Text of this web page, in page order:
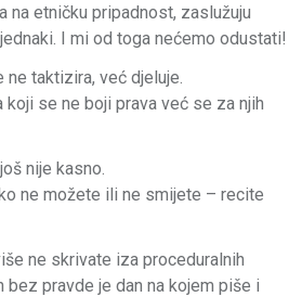
na etničku pripadnost, zaslužuju
I mi od toga nećemo odustati!
taktizira, već djeluje.
koji se ne boji prava već se za njih
nije kasno.
ne možete ili ne smijete – recite
ne skrivate iza proceduralnih
bez pravde je dan na kojem piše i